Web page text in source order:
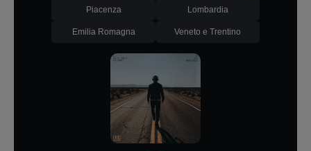
Piacenza Lombardia
Emilia Romagna Veneto e Trentino